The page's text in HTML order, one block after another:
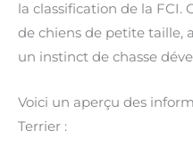
la classification de la FCI.
de chiens de petite taille,
un instinct de chasse
Voici un aperçu des
Terrier :